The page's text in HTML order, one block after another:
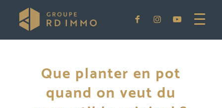
Que planter en pot
quand on veut du